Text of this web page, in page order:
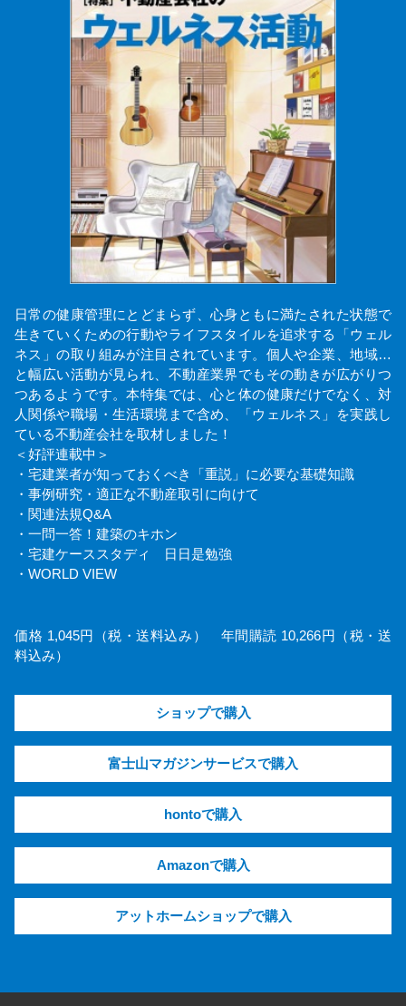
日常の健康管理にとどまらず、心身ともに満たされた状態で
生きていくための行動やライフスタイルを追求する「ウェル
ネス」の取り組みが注目されています。個人や企業、地域…
と幅広い活動が見られ、不動産業界でもその動きが広がりつ
つあるようです。本特集では、心と体の健康だけでなく、対
人関係や職場・生活環境まで含め、「ウェルネス」を実践し
ている不動産会社を取材しました！
＜好評連載中＞
・宅建業者が知っておくべき「重説」に必要な基礎知識
・事例研究・適正な不動産取引に向けて
・関連法規Q&A
・一問一答！建築のキホン
・宅建ケーススタディ 日日是勉強
・WORLD VIEW
価格 1,045円（税・送料込み） 年間購読 10,266円（税・送
料込み）
ショップで購入
富士山マガジンサービスで購入
hontoで購入
Amazonで購入
アットホームショップで購入